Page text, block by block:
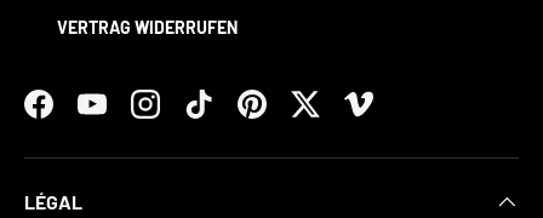
VERTRAG WIDERRUFEN
FacebookYouTubeInstagramTikTokPinterestTwitterVimeo
LÉGAL